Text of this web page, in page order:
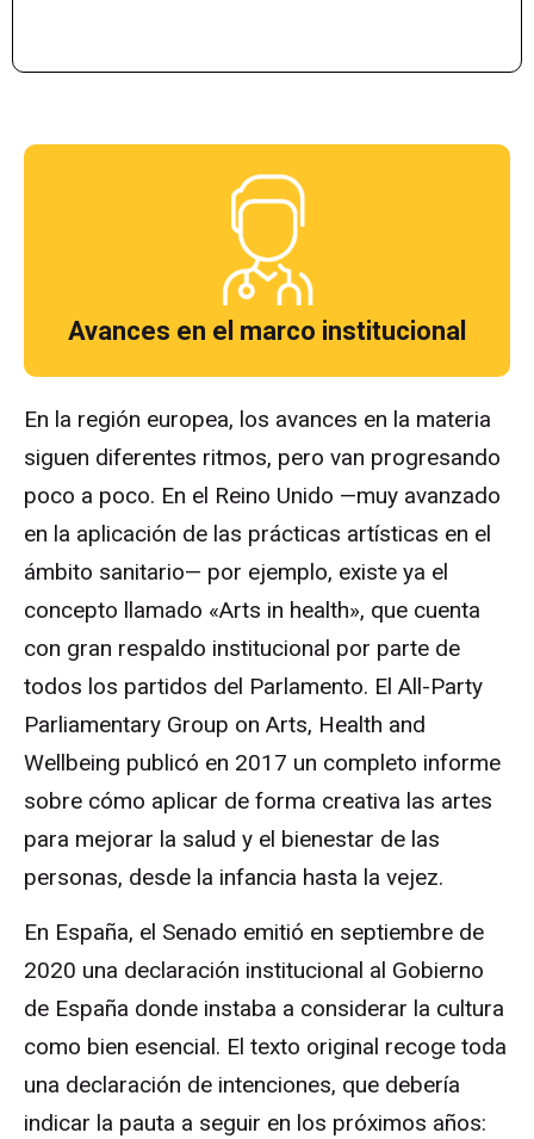
Avances en el marco institucional
En la región europea, los avances en la materia
siguen diferentes ritmos, pero van progresando
poco a poco. En el Reino Unido —muy avanzado
en la aplicación de las prácticas artísticas en el
ámbito sanitario— por ejemplo, existe ya el
concepto llamado «Arts in health», que cuenta
con gran respaldo institucional por parte de
todos los partidos del Parlamento. El All-Party
Parliamentary Group on Arts, Health and
Wellbeing publicó en 2017 un completo informe
sobre cómo aplicar de forma creativa las artes
para mejorar la salud y el bienestar de las
personas, desde la infancia hasta la vejez.
En España, el Senado emitió en septiembre de
2020 una declaración institucional al Gobierno
de España donde instaba a considerar la cultura
como bien esencial. El texto original recoge toda
una declaración de intenciones, que debería
indicar la pauta a seguir en los próximos años: